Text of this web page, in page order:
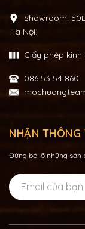
Showroom:
Hà Nội.
Giấy phép kinh
086 53 54 860
NHẬN
Đừng bỏ lỡ những sản